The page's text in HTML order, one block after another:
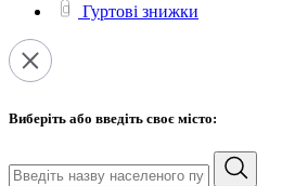
Гуртові знижки
Виберіть або введіть своє місто: